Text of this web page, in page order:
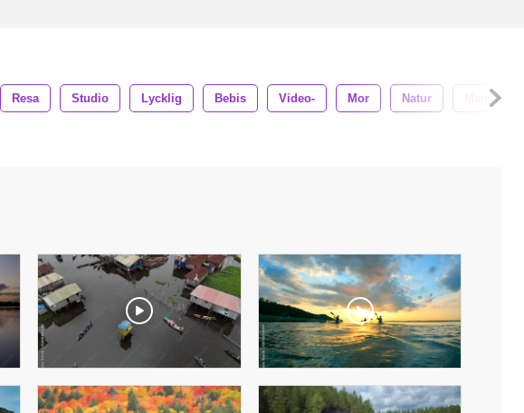
Resa Studio Lycklig Bebis Video- Mor Natur Mamma